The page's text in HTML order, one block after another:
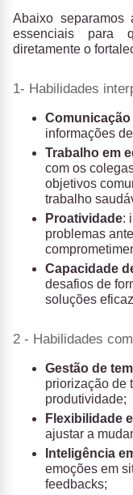
Abaixo separamos
essenciais para
diretamente o
1- Habilidades
Comunicação
informações
Trabalho em
com os
objetivos
trabalho
Proatividade:
problemas
Capacidade
desafios de
soluções
2 - Habilidades
Gestão de
priorização de
produtividade;
Flexibilidade
ajustar a
Inteligência
emoções em
feedbacks;